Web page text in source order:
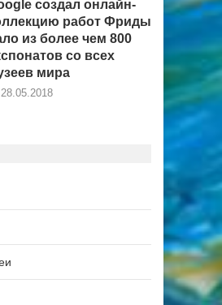
создал онлайн-
работ Фриды
из более чем 800
со всех
мира
28.05.2018